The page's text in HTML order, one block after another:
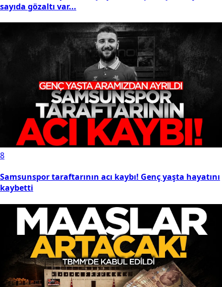
sayıda gözaltı var...
8
Samsunspor taraftarının acı kaybı! Genç yaşta hayatını
kaybetti